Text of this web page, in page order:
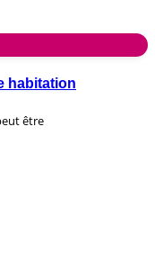
habitation
être